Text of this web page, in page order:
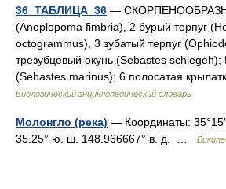
36_ТАБЛИЦА_36 —
(Anoplopoma fimbria), 2 бурый терпуг
octogrammus), 3 зубатый терпуг
трезубцевый окунь (Sebastes schlegeh);
(Sebastes marinus); 6 полосатая
Биологический энциклопедический словарь
Молонгло (река) — Координаты:
35.25° ю. ш. 148.966667° в. д. …